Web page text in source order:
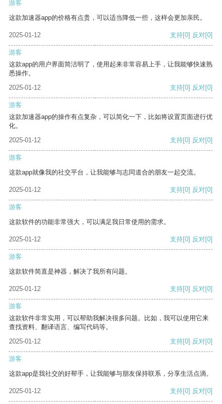
游客
这款加速器app的价格有点贵，可以适当降低一些，这样会更加亲民。
2025-01-12 支持[0] 反对[0]
游客
这款app的用户界面简洁明了，使用起来非常容易上手，让我能够快速熟
悉操作。
2025-01-12
支持[0] 反对[0]
游客
这款加速器app的操作有点复杂，可以简化一下，比如将设置页面进行优
化。
2025-01-12
支持[0] 反对[0]
游客
这款app就像我的社交平台，让我能够与志同道合的朋友一起交流。
2025-01-12 支持[0] 反对[0]
游客
这款软件的功能非常强大，可以满足我日常使用的需求。
2025-01-12 支持[0] 反对[0]
游客
这款软件简直是神器，解决了我所有问题。
2025-01-12 支持[0] 反对[0]
游客
这款软件非常实用，可以帮助我解决很多问题。比如，我可以使用它来
查找资料、翻译语言、编写代码等。
2025-01-12
支持[0] 反对[0]
游客
这款app是我社交的好帮手，让我能够与朋友保持联系，分享生活点滴。
2025-01-12 支持[0] 反对[0]